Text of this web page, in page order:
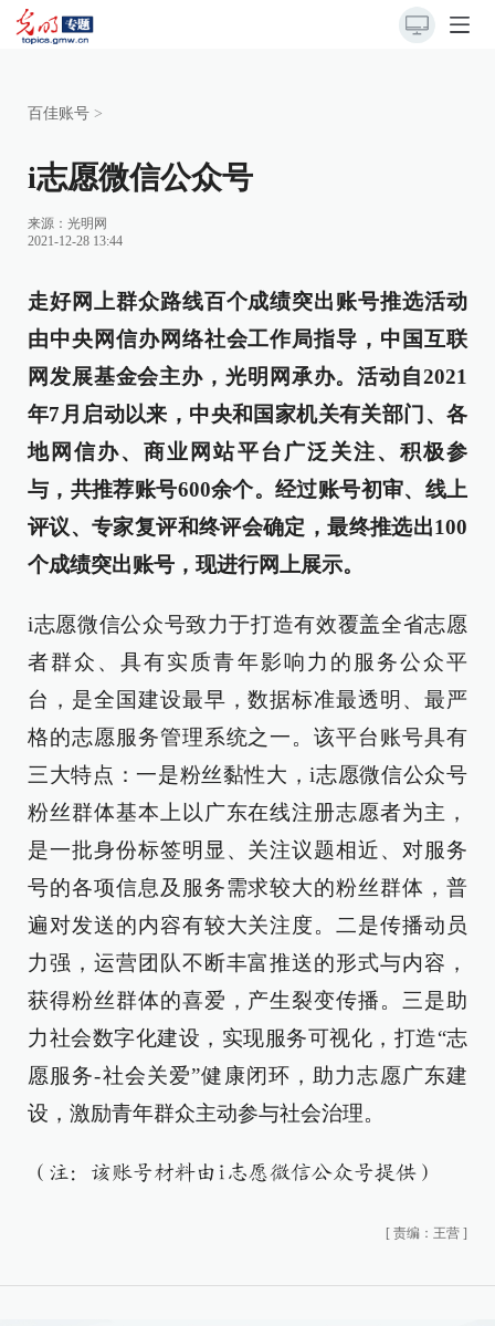
百佳账号 >
i志愿微信公众号
来源： 光明网
2021-12-28 13:44
走好网上群众路线百个成绩突出账号推选活动
由中央网信办网络社会工作局指导，中国互联
网发展基金会主办，光明网承办。活动自2021
年7月启动以来，中央和国家机关有关部门、各
地网信办、商业网站平台广泛关注、积极参
与，共推荐账号600余个。经过账号初审、线上
评议、专家复评和终评会确定，最终推选出100
个成绩突出账号，现进行网上展示。
i志愿微信公众号致力于打造有效覆盖全省志愿
者群众、具有实质青年影响力的服务公众平
台，是全国建设最早，数据标准最透明、最严
格的志愿服务管理系统之一。该平台账号具有
三大特点：一是粉丝黏性大，i志愿微信公众号
粉丝群体基本上以广东在线注册志愿者为主，
是一批身份标签明显、关注议题相近、对服务
号的各项信息及服务需求较大的粉丝群体，普
遍对发送的内容有较大关注度。二是传播动员
力强，运营团队不断丰富推送的形式与内容，
获得粉丝群体的喜爱，产生裂变传播。三是助
力社会数字化建设，实现服务可视化，打造“志
愿服务-社会关爱”健康闭环，助力志愿广东建
设，激励青年群众主动参与社会治理。
（注：该账号材料由i志愿微信公众号提供）
[ 责编：王营 ]